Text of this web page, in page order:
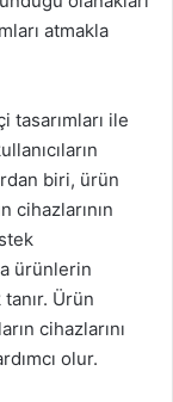
atmakla
ile
biri, ürün
cihazlarının
ürünlerin
Ürün
cihazlarını
olur.